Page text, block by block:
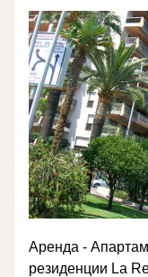
Аренда -
резиденции La